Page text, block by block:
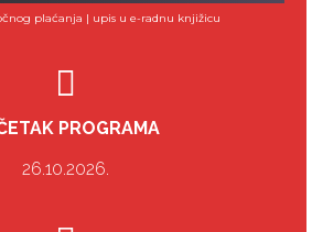
plaćanja | upis u e-radnu knjižicu
PROGRAMA
26.10.2026.